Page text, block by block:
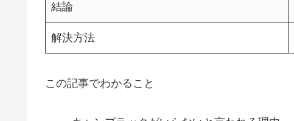
結論
解決方法
この記事でわかること